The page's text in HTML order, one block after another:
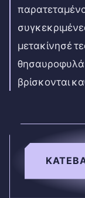
μετακίνησέ
βρίσκονται